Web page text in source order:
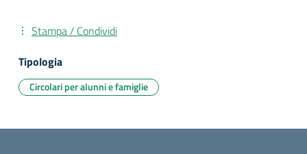
Stampa / Condividi
Tipologia
Circolari per alunni e famiglie